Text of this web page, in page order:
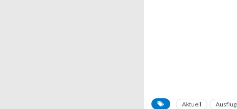
Aktuell Ausflug